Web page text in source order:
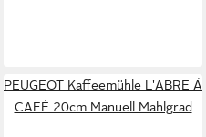
PEUGEOT Kaffeemühle L'ABRE Á
CAFÉ 20cm Manuell Mahlgrad